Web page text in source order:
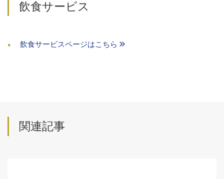
飲食サービス
飲食サービスページはこちら
関連記事